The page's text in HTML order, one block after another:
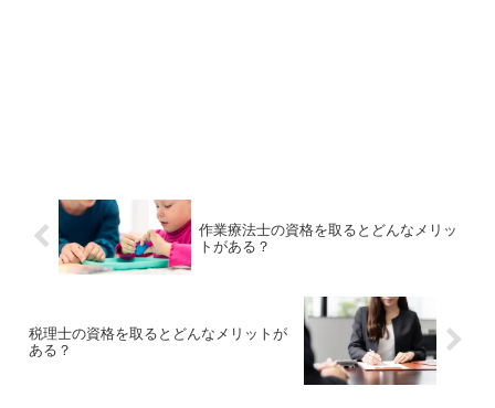
作業療法士の資格を取るとどんなメリッ
トがある？
税理士の資格を取るとどんなメリットが
ある？